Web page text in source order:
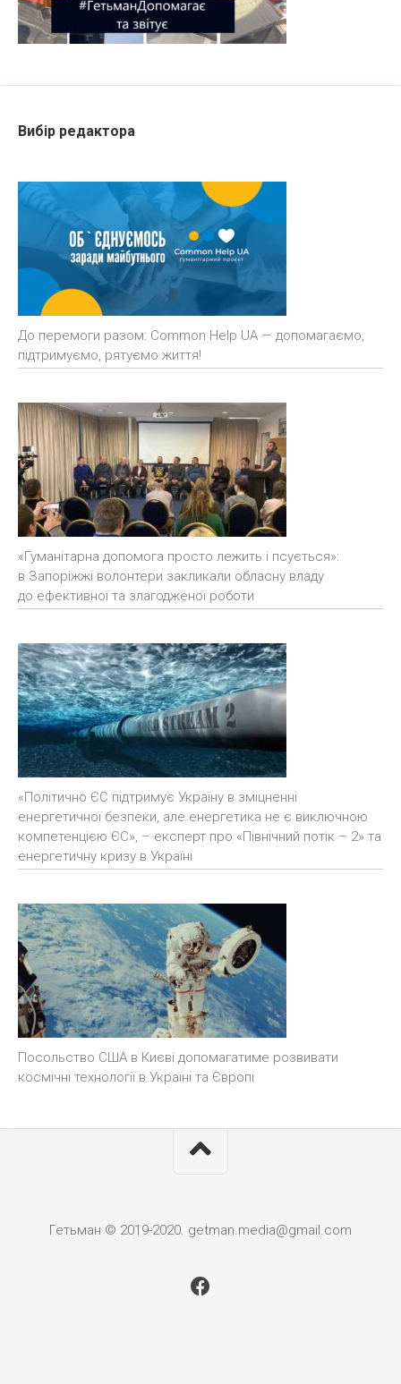
Вибір редактора
До перемоги разом: Common Help UA — допомагаємо,
підтримуємо, рятуємо життя!
«Гуманітарна допомога просто лежить і псується»:
в Запоріжжі волонтери закликали обласну владу
до ефективної та злагодженої роботи
«Політично ЄС підтримує Україну в зміцненні
енергетичної безпеки, але енергетика не є виключною
компетенцією ЄС», – експерт про «Північний потік – 2» та
енергетичну кризу в Україні
Посольство США в Києві допомагатиме розвивати
космічні технології в Україні та Європі
Гетьман © 2019-2020. getman.media@gmail.com